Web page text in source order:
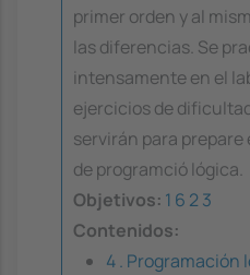
primer orden y al
las diferencias. Se
intensamente en el
ejercicios de
servirán para
de programció lógica.
Objetivos: 1 6 23
Contenidos:
4 . Programación